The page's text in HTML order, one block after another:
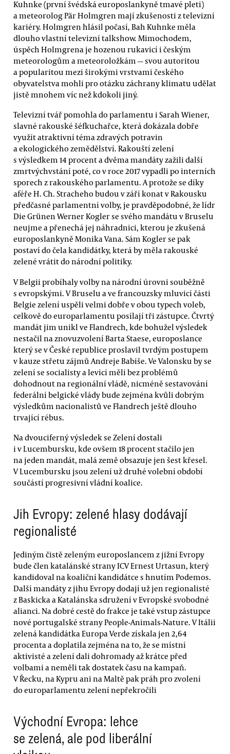
Kuhnke (první švédská europoslankyně tmavé pleti)
a meteorolog Pär Holmgren mají zkušenosti z televizní
kariéry. Holmgren hlásil počasí, Bah Kuhnke měla
dlouho vlastní televizní talkshow. Mimochodem,
úspěch Holmgrena je hozenou rukavicí i českým
meteorologům a meteoroložkám — svou autoritou
a popularitou mezi širokými vrstvami českého
obyvatelstva mohli pro otázku záchrany klimatu udělat
jistě mnohem víc než kdokoli jiný.
Televizní tvář pomohla do parlamentu i Sarah Wiener,
slavné rakouské šéfkuchařce, která dokázala dobře
využít atraktivní téma zdravých potravin
a ekologického zemědělství. Rakouští zelení
s výsledkem 14 procent a dvěma mandáty zažili další
zmrtvýchvstání poté, co v roce 2017 vypadli po interních
sporech z rakouského parlamentu. A protože se díky
aféře H. Ch. Stracheho budou v září konat v Rakousku
předčasné parlamentní volby, je pravděpodobné, že lídr
Die Grünen Werner Kogler se svého mandátu v Bruselu
neujme a přenechá jej náhradnici, kterou je zkušená
europoslankyně Monika Vana. Sám Kogler se pak
postaví do čela kandidátky, která by měla rakouské
zelené vrátit do národní politiky.
V Belgii probíhaly volby na národní úrovni souběžně
s evropskými. V Bruselu a ve francouzsky mluvicí části
Belgie zelení uspěli velmi dobře v obou typech voleb,
celkově do europarlamentu posílají tři zástupce. Čtvrtý
mandát jim unikl ve Flandrech, kde bohužel výsledek
nestačil na znovuzvolení Barta Staese, europoslance
který se v České republice proslavil tvrdým postupem
v kauze střetu zájmů Andreje Babiše. Ve Valonsku by se
zelení se socialisty a levicí měli bez problémů
dohodnout na regionální vládě, nicméně sestavování
federální belgické vlády bude zejména kvůli dobrým
výsledkům nacionalistů ve Flandrech ještě dlouho
trvající rébus.
Na dvouciferný výsledek se Zelení dostali
i v Lucembursku, kde ovšem 18 procent stačilo jen
na jeden mandát, malá země obsazuje jen šest křesel.
V Lucembursku jsou zelení už druhé volební období
součástí progresivní vládní koalice.
Jih Evropy: zelené hlasy dodávají
regionalisté
Jediným čistě zeleným europoslancem z jižní Evropy
bude člen katalánské strany ICV Ernest Urtasun, který
kandidoval na koaliční kandidátce s hnutím Podemos.
Další mandáty z jihu Evropy dodají už jen regionalisté
z Baskicka a Katalánska sdružení v Evropské svobodné
alianci. Na dobré cestě do frakce je také vstup zástupce
nové portugalské strany People-Animals-Nature. V Itálii
zelená kandidátka Europa Verde získala jen 2,64
procenta a doplatila zejména na to, že se místní
aktivisté a zelení dali dohromady až krátce před
volbami a neměli tak dostatek času na kampaň.
V Řecku, na Kypru ani na Maltě pak práh pro zvolení
do europarlamentu zelení nepřekročili
Východní Evropa: lehce
se zelená, ale pod liberální